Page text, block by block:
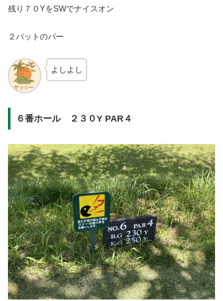
残り７０YをSWでナイスオン
２パットのバー
よしよし
６番ホール ２３０Y PAR４